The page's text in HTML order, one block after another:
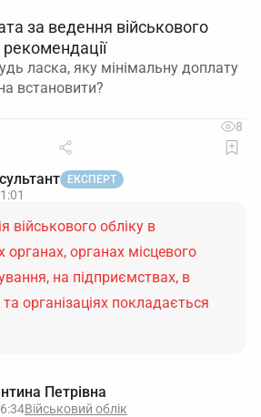
за ведення військового
ласка, яку мінімальну доплату
встановити?
8
ЕКСПЕРТ
військового обліку в
органах, органах місцевого
на підприємствах, в
організаціях покладається
Петрівна
Військовий облік